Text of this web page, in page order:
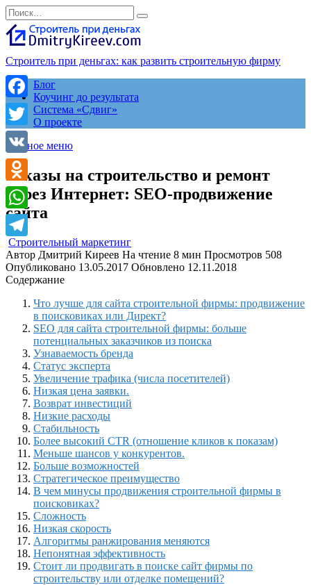
Перейти
к
содержанию
Search
for:
Строитель при деньгах: как развить строительную фирму
Блог
Коучинг до результата
Система «Сдвиг»
О проекте
Главное меню
Заказы на строительство и ремонт
через Интернет: SEO-продвижение
сайта
Строительный маркетинг
Автор Дмитрий Киреев На чтение 8 мин Просмотров 508
Опубликовано 13.05.2017 Обновлено 12.11.2018
Содержание
Что лучше для сайта строительной фирмы: продвижение
в поисковиках или Директ?
SEO для сайта строительной фирмы: больше
потенциальных заказчиков из поиска
Узнаваемость бренда
Статус эксперта
Увеличение трафика (числа посетителей)
Низкая цена заявки.
Возврат инвестиций
Низкие расходы
Стабильность
Более высокий CTR (отношение кликов к показам)
Меньше шансов у конкурентов.
Больше возможностей
Стратегическое преимущество
В чем минусы продвижения строительной фирмы в
поисковиках?
Сложность
Низкая скорость
Алгоритмы ранжирования меняются
Непонятная эффективность
Стоит ли продвигать в поиске сайт фирмы по
строительству или отделке помещений?
Facebook
Twitter
VK
Odnoklassniki
WhatsApp
Telegram